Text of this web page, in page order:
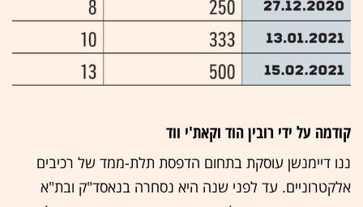
קודמה על ידי רובין הוד וקאת'י ווד
ננו דיימנשן עוסקת בתחום הדפסת תלת-ממד של רכיבים
אלקטרוניים. עד לפני שנה היא נסחרה בנאסד"ק ובת"א